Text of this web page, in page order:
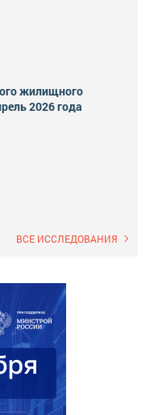
жилищного
2026 года
ВСЕ ИССЛЕДОВАНИЯ